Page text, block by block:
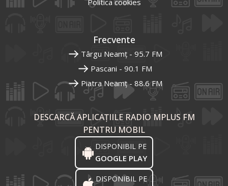
Frecvente
Târgu Neamț - 95.7 FM
Pascani - 90.1 FM
Piatra Neamț - 88.6 FM
DESCARCĂ APLICAȚIILE RADIO MPLUS FM
PENTRU MOBIL
DISPONIBIL PE
GOOGLE PLAY
DISPONIBIL PE